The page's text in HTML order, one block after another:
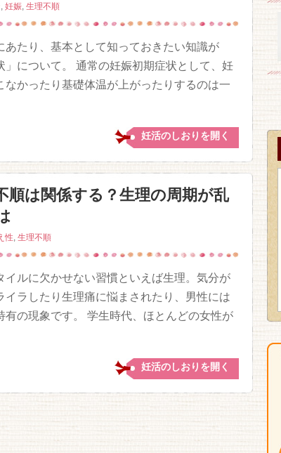
, 妊娠, 生理不順
あたり、基本として知っておきたい知識が
」について。 通常の妊娠初期症状として、妊
なかったり基礎体温が上がったりするのは一
妊活のしおりを開く
順は関係する？生理の周期が乱
性 生理不順
イルに欠かせない習慣といえば生理。気分が
イラしたり生理痛に悩まされたり、男性には
有の現象です。 学生時代、ほとんどの女性が
妊活のしおりを開く